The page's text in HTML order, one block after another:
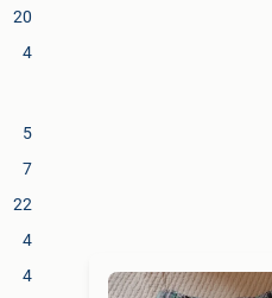
20
4
5
7
22
4
4